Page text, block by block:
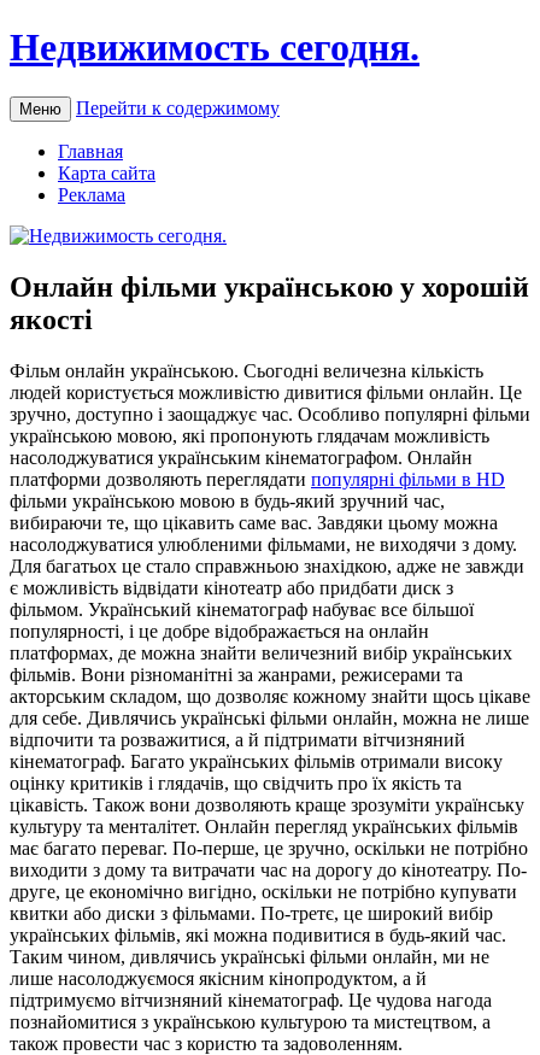
Недвижимость сегодня.
Меню Перейти к содержимому
Главная
Карта сайта
Реклама
Онлайн фільми українською у хорошій
якості
Фільм oнлaйн укрaїнськoю. Сьогодні величезна кількість
людей користується можливістю дивитися фільми онлайн. Це
зручно, доступно і заощаджує час. Особливо популярні фільми
українською мовою, які пропонують глядачам можливість
насолоджуватися українським кінематографом. Онлайн
платформи дозволяють переглядати популярні фільми в HD
фільми українською мовою в будь-який зручний час,
вибираючи те, що цікавить саме вас. Завдяки цьому можна
насолоджуватися улюбленими фільмами, не виходячи з дому.
Для багатьох це стало справжньою знахідкою, адже не завжди
є можливість відвідати кінотеатр або придбати диск з
фільмом. Український кінематограф набуває все більшої
популярності, і це добре відображається на онлайн
платформах, де можна знайти величезний вибір українських
фільмів. Вони різноманітні за жанрами, режисерами та
акторським складом, що дозволяє кожному знайти щось цікаве
для себе. Дивлячись українські фільми онлайн, можна не лише
відпочити та розважитися, а й підтримати вітчизняний
кінематограф. Багато українських фільмів отримали високу
оцінку критиків і глядачів, що свідчить про їх якість та
цікавість. Також вони дозволяють краще зрозуміти українську
культуру та менталітет. Онлайн перегляд українських фільмів
має багато переваг. По-перше, це зручно, оскільки не потрібно
виходити з дому та витрачати час на дорогу до кінотеатру. По-
друге, це економічно вигідно, оскільки не потрібно купувати
квитки або диски з фільмами. По-третє, це широкий вибір
українських фільмів, які можна подивитися в будь-який час.
Таким чином, дивлячись українські фільми онлайн, ми не
лише насолоджуємося якісним кінопродуктом, а й
підтримуємо вітчизняний кінематограф. Це чудова нагода
познайомитися з українською культурою та мистецтвом, а
також провести час з користю та задоволенням.